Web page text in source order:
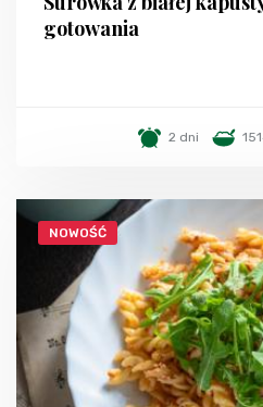
gotowania
2 dni
NOWOŚĆ